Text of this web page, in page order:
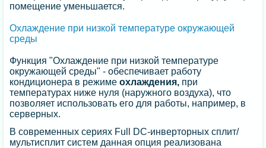
помещение уменьшается.
Охлаждение при низкой температуре окружающей
среды
Функция "Охлаждение при низкой температуре
окружающей среды" - обеспечивает работу
кондиционера в режимеохлаждения, при
температурах ниже нуля (наружного воздуха), что
позволяет использовать его для работы, например, в
серверных.
В современных сериях Full DC-инверторных сплит/
мультисплит систем данная опция реализована